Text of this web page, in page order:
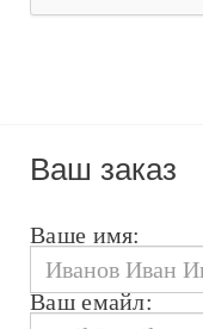
Ваш заказ
Ваше имя:
Ваш емайл: